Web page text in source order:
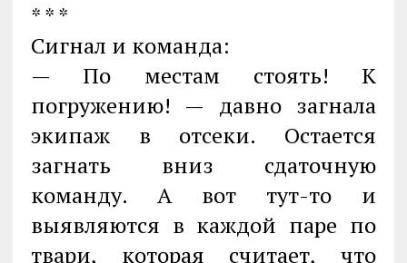
* * *
Сигнал и команда:
— По местам стоять! К
погружению! — давно загнала
экипаж в отсеки. Остается
загнать вниз сдаточную
команду. А вот тут-то и
выявляются в каждой паре по
твари, которая считает, что